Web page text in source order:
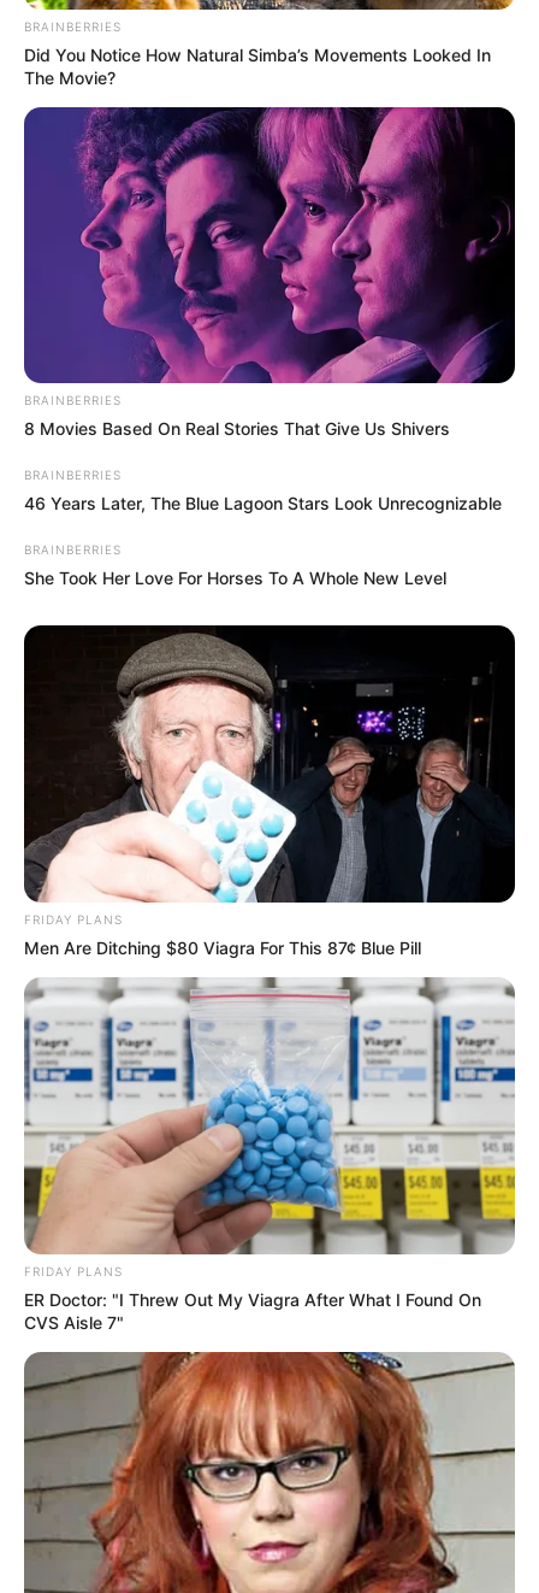
Top 8 Movies Based On Real Life. You Have To Watch
Once Criticized For Her Figure, Now She's Turning
BRAINBERRIES
The 90s Was A Fantastic Decade For Fans Of Action
Movies
BRAINBERRIES
Mysterious Roman Statue Unearthed In Toledo
BRAINBERRIES
She Gave Up A Normal Life To Act Like A Horse
BRAINBERRIES
BRAINBERRIES
Did You Notice How Natural Simba’s Movements Looked In
The Movie?
BRAINBERRIES
8 Movies Based On Real Stories That Give Us Shivers
BRAINBERRIES
46 Years Later, The Blue Lagoon Stars Look Unrecognizable
BRAINBERRIES
She Took Her Love For Horses To A Whole New Level
FRIDAY PLANS
Men Are Ditching $80 Viagra For This 87¢ Blue Pill
FRIDAY PLANS
ER Doctor: "I Threw Out My Viagra After What I Found On
CVS Aisle 7"